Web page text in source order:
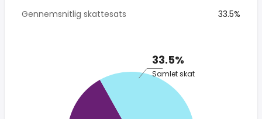
Gennemsnitlig skattesats
33.5%
33.5%
Samlet skat